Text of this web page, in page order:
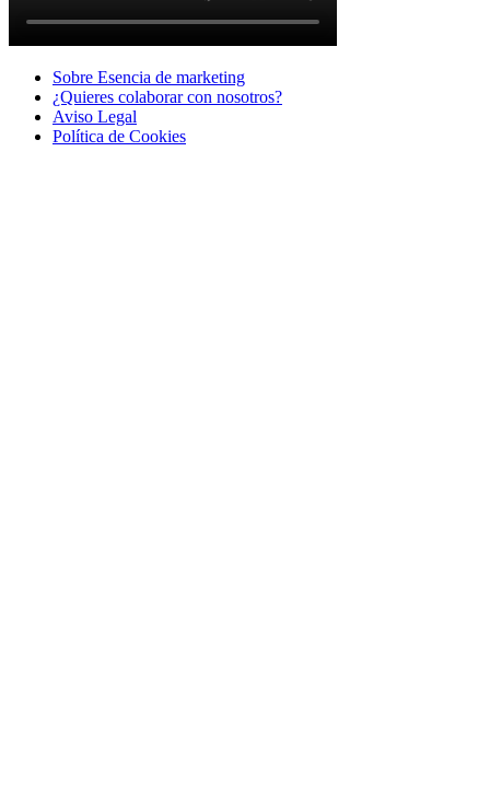
Sobre Esencia de marketing
¿Quieres colaborar con nosotros?
Aviso Legal
Polí­tica de Cookies